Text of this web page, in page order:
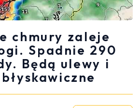
chmury zaleje
Spadnie 290
Będą ulewy i